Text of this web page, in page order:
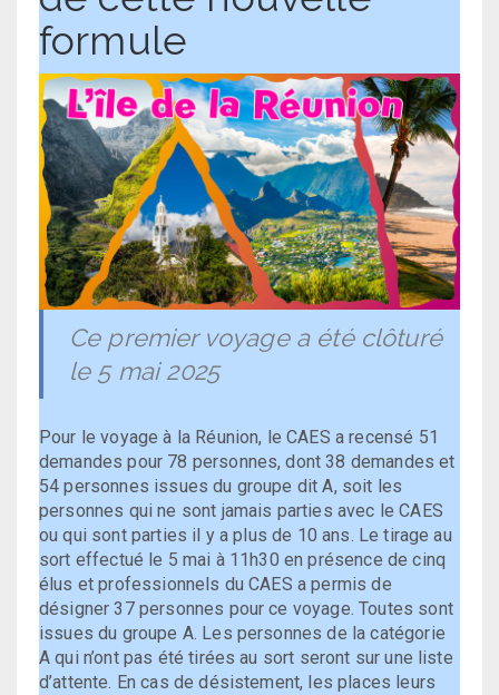
formule
Ce premier voyage a été clôturé
le 5 mai 2025
Pour le voyage à la Réunion, le CAES a recensé 51
demandes pour 78 personnes, dont 38 demandes et
54 personnes issues du groupe dit A, soit les
personnes qui ne sont jamais parties avec le CAES
ou qui sont parties il y a plus de 10 ans. Le tirage au
sort effectué le 5 mai à 11h30 en présence de cinq
élus et professionnels du CAES a permis de
désigner 37 personnes pour ce voyage. Toutes sont
issues du groupe A. Les personnes de la catégorie
A qui n’ont pas été tirées au sort seront sur une liste
d’attente. En cas de désistement, les places leurs